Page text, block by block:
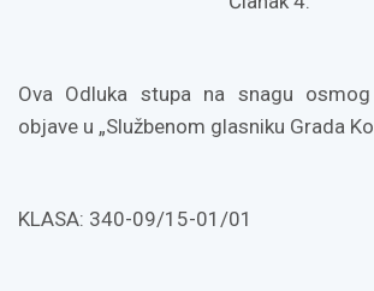
Ova Odluka stupa na snagu
objave u „Službenom glasniku Grada
KLASA: 340-09/15-01/01